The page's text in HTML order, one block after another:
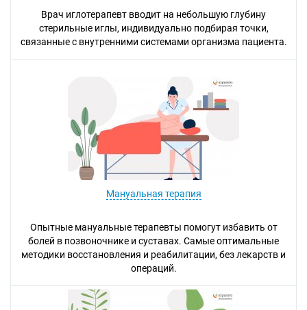
Врач иглотерапевт вводит на небольшую глубину
стерильные иглы, индивидуально подбирая точки,
связанные с внутренними системами организма пациента.
Мануальная терапия
Опытные мануальные терапевты помогут избавить от
болей в позвоночнике и суставах. Самые оптимальные
методики восстановления и реабилитации, без лекарств и
операций.